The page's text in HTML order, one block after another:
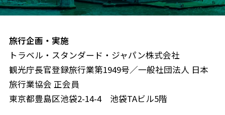
旅行企画・実施
トラベル・スタンダード・ジャパン株式会社
観光庁長官登録旅行業第1949号／一般社団法人 日本
旅行業協会 正会員
東京都豊島区池袋2-14-4 池袋TAビル5階